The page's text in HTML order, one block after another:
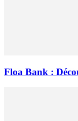
Floa Bank :